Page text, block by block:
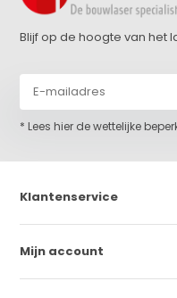
Blijf op de hoogte van het
* Lees hier de wettelijke
Klantenservice
Mijn account